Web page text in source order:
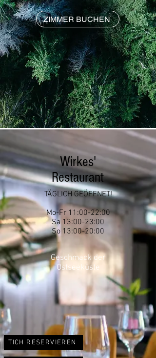
ZIMMER BUCHEN
Wirkes'
Restaurant
TÄGLICH GEÖFFNET!
Mo-Fr 11:00-22:00
Sa 13:00-23:00
So 13:00-20:00
Geschmack der
Ostseeküste
TICH RESERVIEREN